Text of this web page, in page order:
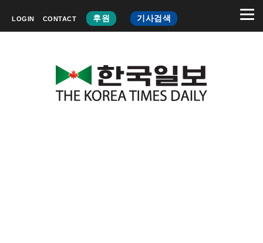
LOGIN CONTACT 후원 기사검색